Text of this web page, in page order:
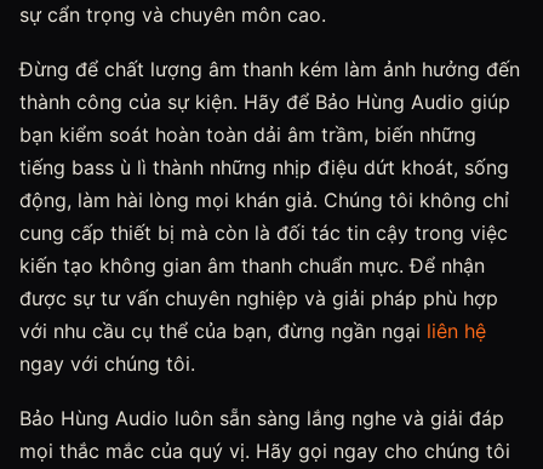
sự cẩn trọng và chuyên môn cao.
Đừng để chất lượng âm thanh kém làm ảnh hưởng đến
thành công của sự kiện. Hãy để Bảo Hùng Audio giúp
bạn kiểm soát hoàn toàn dải âm trầm, biến những
tiếng bass ù lì thành những nhịp điệu dứt khoát, sống
động, làm hài lòng mọi khán giả. Chúng tôi không chỉ
cung cấp thiết bị mà còn là đối tác tin cậy trong việc
kiến tạo không gian âm thanh chuẩn mực. Để nhận
được sự tư vấn chuyên nghiệp và giải pháp phù hợp
với nhu cầu cụ thể của bạn, đừng ngần ngại liên hệ
ngay với chúng tôi.
Bảo Hùng Audio luôn sẵn sàng lắng nghe và giải đáp
mọi thắc mắc của quý vị. Hãy gọi ngay cho chúng tôi